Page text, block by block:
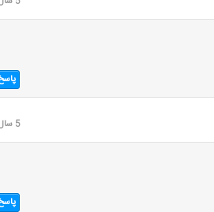
5 سال قبل